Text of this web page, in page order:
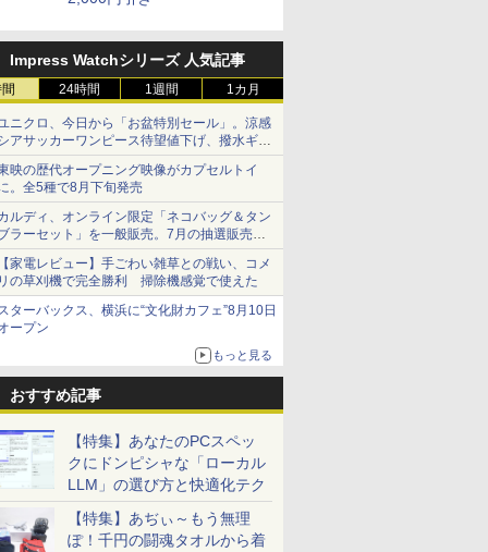
Impress Watchシリーズ 人気記事
24時間 1週間 1カ月
ニクロ、今日から「お盆特別セール」。涼感
アサッカーワンピース待望値下げ、撥水ギア
ョーツは1990円に
映の歴代オープニング映像がカプセルトイ
。全5種で8月下旬発売
ルディ、オンライン限定「ネコバッグ＆タン
ラーセット」を一般販売。7月の抽選販売の
選無効分
家電レビュー】手ごわい雑草との戦い、コメ
の草刈機で完全勝利 掃除機感覚で使えた
ターバックス、横浜に“文化財カフェ”8月10日
ープン
もっと見る
おすすめ記事
【特集】あなたのPCスペッ
クにドンピシャな「ローカル
LLM」の選び方と快適化テク
【特集】あぢぃ～もう無理
ぽ！千円の闘魂タオルから着